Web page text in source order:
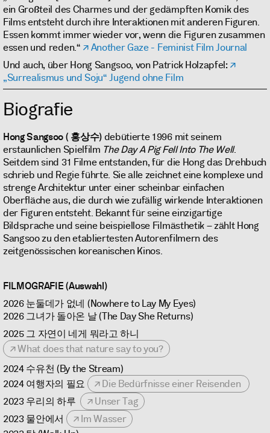
ein Großteil des Charmes und der gedämpften Komik des
Films entsteht durch ihre Interaktionen mit anderen Figuren.
Essen kommt immer wieder vor, wenn die Figuren zusammen
essen und reden.“
Another Gaze - Feminist Film Journal
Und auch, über Hong Sangsoo, von Patrick Holzapfel:
„Surrealismus und Soju“ Jugend ohne Film
Biografie
Hong Sangsoo( 홍상수)debütierte 1996 mit seinem
erstaunlichen Spielfilm The Day A Pig Fell Into The Well.
Seitdem sind 31 Filme entstanden, für die Hong das Drehbuch
schrieb und Regie führte. Sie alle zeichnet eine komplexe und
strenge Architektur unter einer scheinbar einfachen
Oberfläche aus, die durch wie zufällig wirkende Interaktionen
der Figuren entsteht. Bekannt für seine einzigartige
Bildsprache und seine beispiellose Filmästhetik – zählt Hong
Sangsoo zu den etabliertesten Autorenfilmern des
zeitgenössischen koreanischen Kinos.
FILMOGRAFIE (Auswahl)
2026 눈둘데가 없네 (Nowhere to Lay My Eyes)
2026 그녀가 돌아온 날 (The Day She Returns)
2025 그 자연이 네게 뭐라고 하니
What does that nature say to you?
2024 수유천 (By the Stream)
2024 여행자의 필요
Die Bedürfnisse einer Reisenden
2023 우리의 하루
Unser Tag
2023 물안에서
Im Wasser